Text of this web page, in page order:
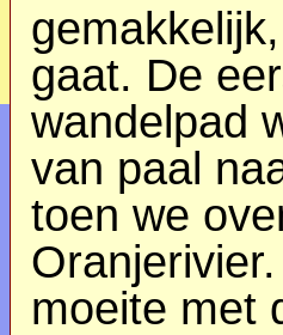
gaat. De
wandelpad
van paal
toen we
moeite met